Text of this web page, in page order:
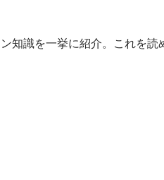
知識を一挙に紹介。これを読